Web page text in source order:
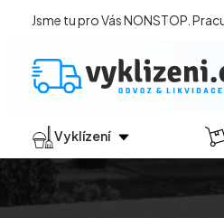
Jsme tu pro Vás NONSTOP.
Vyklízení
Jak vyklízení probíhá?